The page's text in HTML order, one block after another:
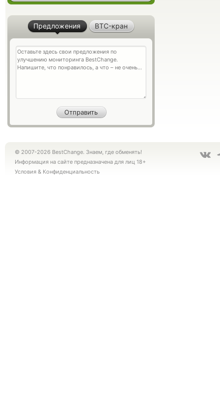
Предложения BTC-кран
© 2007-2026 BestChange. Знаем, где обменять!
Информация на сайте предназначена для лиц 18+
Условия & Конфиденциальность